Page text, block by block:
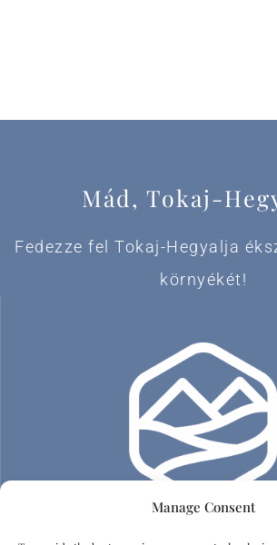
Manage Consent
Mád, Tokaj-
Fedezze fel Tokaj-Hegyalja
környékét!